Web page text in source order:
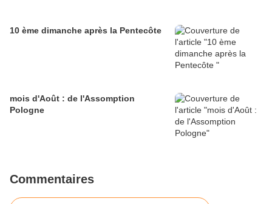
10 ème dimanche après la Pentecôte
mois d'Août : de l'Assomption
Pologne
Commentaires